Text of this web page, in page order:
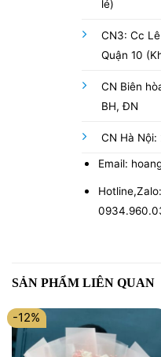
lẻ)
CN3: Cc
Quận 10
CN Biên
BH, ĐN
CN Hà Nội:
Email:
SẢN PHẨM LIÊN QUAN
-12%